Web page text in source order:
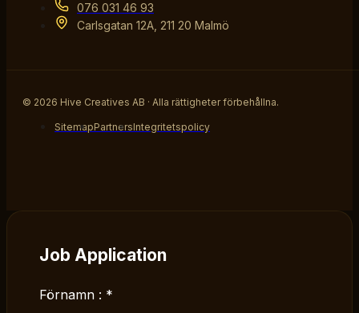
076 031 46 93
Carlsgatan 12A, 211 20 Malmö
© 2026 Hive Creatives AB · Alla rättigheter förbehållna.
SitemapPartnersIntegritetspolicy
Job Application
Förnamn : *